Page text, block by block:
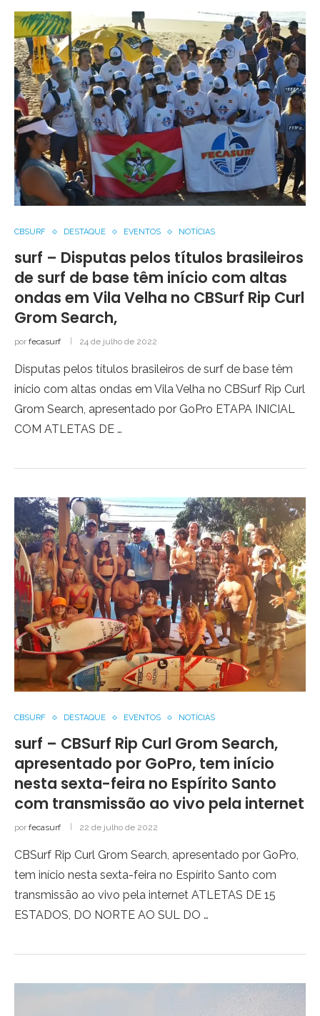
CBSURF DESTAQUE EVENTOS NOTÍCIAS
surf – Disputas pelos títulos brasileiros
de surf de base têm início com altas
ondas em Vila Velha no CBSurf Rip Curl
Grom Search,
por fecasurf 24 de julho de 2022
Disputas pelos títulos brasileiros de surf de base têm
início com altas ondas em Vila Velha no CBSurf Rip Curl
Grom Search, apresentado por GoPro ETAPA INICIAL
COM ATLETAS DE …
CBSURF DESTAQUE EVENTOS NOTÍCIAS
surf – CBSurf Rip Curl Grom Search,
apresentado por GoPro, tem início
nesta sexta-feira no Espírito Santo
com transmissão ao vivo pela internet
por fecasurf 22 de julho de 2022
CBSurf Rip Curl Grom Search, apresentado por GoPro,
tem início nesta sexta-feira no Espírito Santo com
transmissão ao vivo pela internet ATLETAS DE 15
ESTADOS, DO NORTE AO SUL DO …